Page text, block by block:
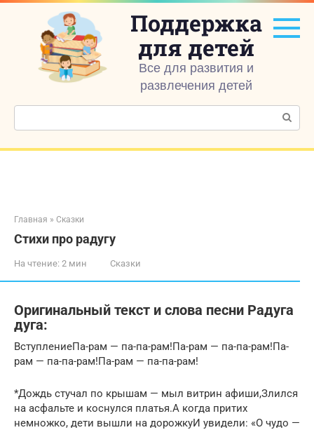
Перейти
контенту
Поддержка
для детей
Все для развития и
развлечения детей
Поиск:
Главная » Сказки
Стихи про радугу
На чтение: 2 мин Сказки
Оригинальный текст и слова песни Радуга
дуга:
ВступлениеПа-рам — па-па-рам!Па-рам — па-па-рам!Па-
рам — па-па-рам!Па-рам — па-па-рам!
*Дождь стучал по крышам — мыл витрин афиши,Злился
на асфальте и коснулся платья.А когда притих
немножко, дети вышли на дорожкуИ увидели: «О чудо —